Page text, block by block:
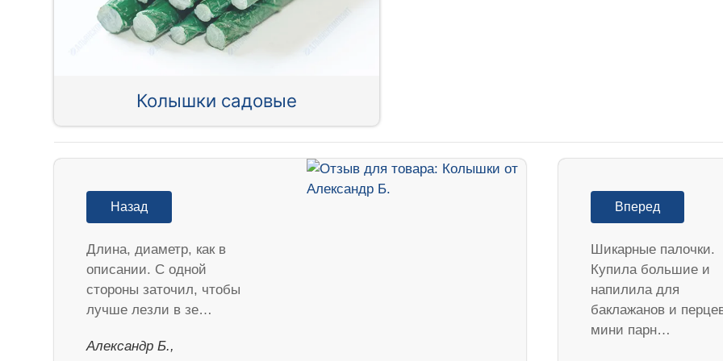
Колышки садовые
Назад
Длина, диаметр, как в
описании. С одной
стороны заточил, чтобы
лучше лезли в зе…
Александр Б.,
Вперед
Шикарные палочки.
Купила большие и
напилила для
баклажанов и
мини парн…